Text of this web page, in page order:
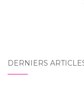
DERNIERS